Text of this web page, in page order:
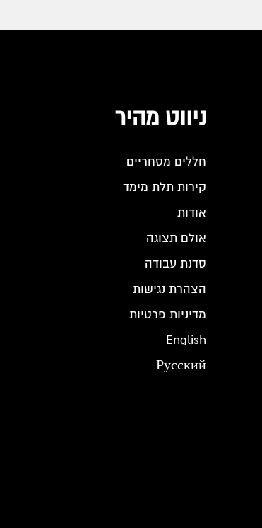
ניווט מהיר
חללים מסחריים
קירות תלת מימד
אודות
אולם תצוגה
סדנת עבודה
הצהרת נגישות
מדיניות פרטיות
English
Русский